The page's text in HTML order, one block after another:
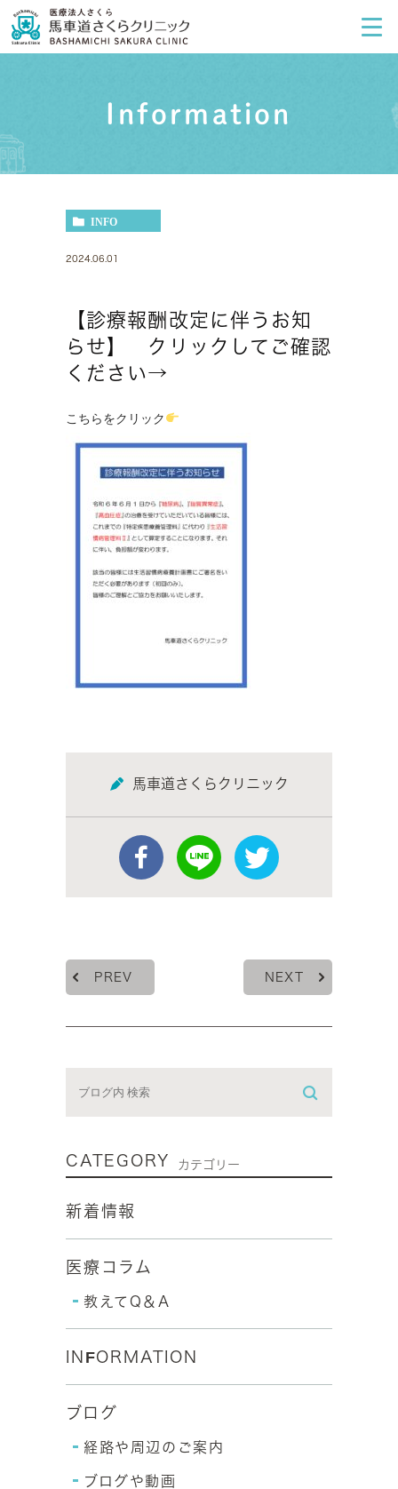
Information
INFO
2024.06.01
【診療報酬改定に伴うお知
らせ】 クリックしてご確認
ください→
こちらをクリック
馬車道さくらクリニック
PREV NEXT
CATEGORY カテゴリー
新着情報
医療コラム
教えてQ＆A
INFORMATION
ブログ
経路や周辺のご案内
ブログや動画